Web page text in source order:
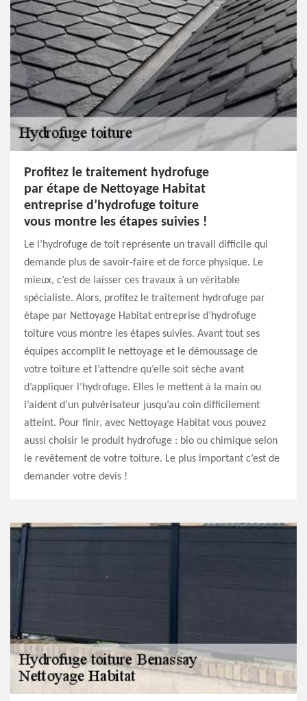
Profitez le traitement hydrofuge
par étape de Nettoyage Habitat
entreprise d’hydrofuge toiture
vous montre les étapes suivies !
Le l’hydrofuge de toit représente un travail difficile qui
demande plus de savoir-faire et de force physique. Le
mieux, c’est de laisser ces travaux à un véritable
spécialiste. Alors, profitez le traitement hydrofuge par
étape par Nettoyage Habitat entreprise d’hydrofuge
toiture vous montre les étapes suivies. Avant tout ses
équipes accomplit le nettoyage et le démoussage de
votre toiture et l’attendre qu’elle soit sèche avant
d’appliquer l’hydrofuge. Elles le mettent à la main ou
l’aident d’un pulvérisateur jusqu’au coin difficilement
atteint. Pour finir, avec Nettoyage Habitat vous pouvez
aussi choisir le produit hydrofuge : bio ou chimique selon
le revêtement de votre toiture. Le plus important c’est de
demander votre devis !